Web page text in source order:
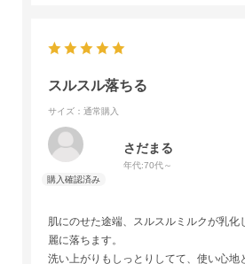
スルスル落ちる
サイズ：通常購入
さだまる
年代:70代～
肌にのせた途端、スルスルミルクが乳化
麗に落ちます。
洗い上がりもしっとりしてて、使い心地